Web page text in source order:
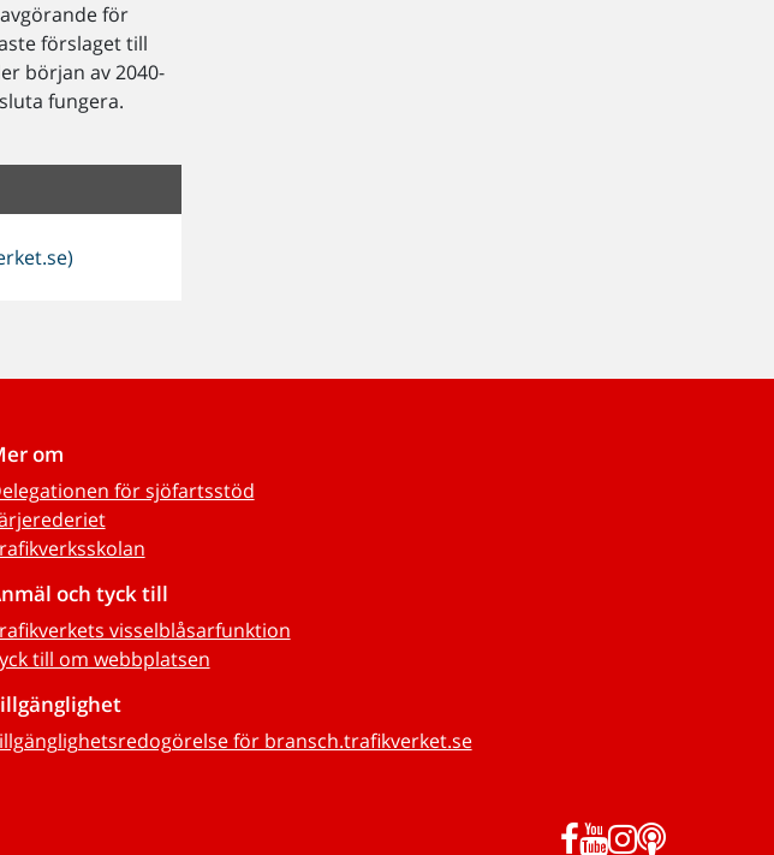
för
förslaget till
början av 2040-
fungera.
om
för sjöfartsstöd
och tyck till
visselblåsarfunktion
till om webbplatsen
för bransch.trafikverket.se
Facebook
YouTube
Instagram
Podd